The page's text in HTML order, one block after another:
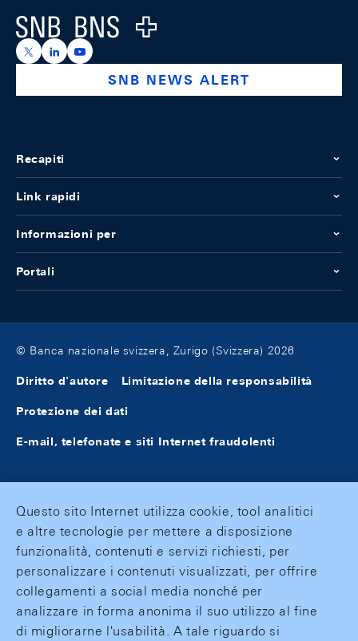
Logo
https://x.com/snb_bns
https://ch.linkedin.com/company/swiss-national-
https://www.youtube.com/@swissnationalbank
SNB NEWS ALERT
Recapiti
Link rapidi
Informazioni per
Portali
© Banca nazionale svizzera, Zurigo (Svizzera) 2026
Diritto d'autore Limitazione della responsabilità
Protezione dei dati
E-mail, telefonate e siti Internet fraudolenti
Questo sito Internet utilizza cookie, tool analitici
e altre tecnologie per mettere a disposizione
funzionalità, contenuti e servizi richiesti, per
personalizzare i contenuti visualizzati, per offrire
collegamenti a social media nonché per
analizzare in forma anonima il suo utilizzo al fine
di migliorarne l'usabilità. A tale riguardo si